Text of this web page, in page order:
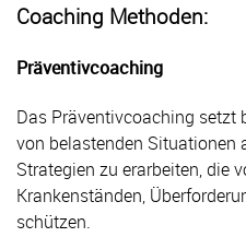
Coaching Methoden:
Präventivcoaching
Das Präventivcoaching setzt
von belastenden Situationen
Strategien zu erarbeiten, die
Krankenständen,
schützen.